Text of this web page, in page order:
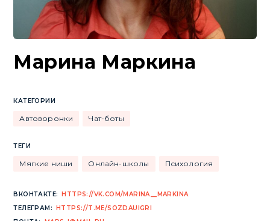
Марина Маркина
КАТЕГОРИИ
Автоворонки Чат-боты
ТЕГИ
Мягкие ниши Онлайн-школы Психология
ВКОНТАКТЕ:
HTTPS://VK.COM/MARINA__MARKINA
ТЕЛЕГРАМ:
HTTPS://T.ME/SOZDAUIGRI